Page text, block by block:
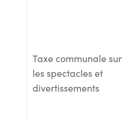
Taxe communale sur
les spectacles et
divertissements